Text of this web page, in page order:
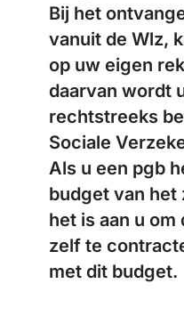
Bij het
vanuit de Wlz,
op uw eigen
daarvan wordt
rechtstreeks
Sociale
Als u een pgb
budget van het
het is aan u
zelf te
met dit budget.